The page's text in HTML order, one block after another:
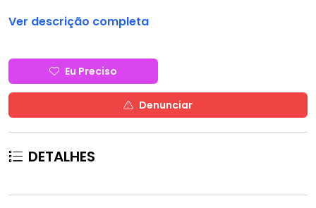
Ver descrição completa
Eu Preciso
Denunciar
DETALHES